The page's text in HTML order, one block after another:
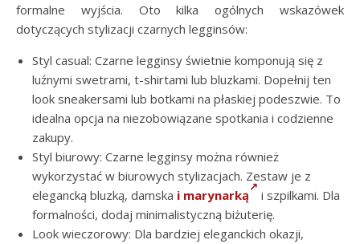
formalne wyjścia. Oto kilka ogólnych wskazówek
dotyczących stylizacji czarnych legginsów:
Styl casual: Czarne legginsy świetnie komponują się z
luźnymi swetrami, t-shirtami lub bluzkami. Dopełnij ten
look sneakersami lub botkami na płaskiej podeszwie. To
idealna opcja na niezobowiązane spotkania i codzienne
zakupy.
Styl biurowy: Czarne legginsy można również
wykorzystać w biurowych stylizacjach. Zestaw je z
elegancką bluzką, damska i marynarką
i szpilkami. Dla
formalności, dodaj minimalistyczną biżuterię.
Look wieczorowy: Dla bardziej eleganckich okazji,